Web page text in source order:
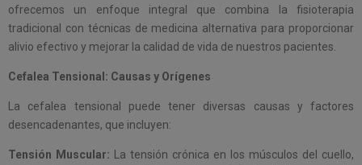
ofrecemos un enfoque integral que combina la fisioterapia
tradicional con técnicas de medicina alternativa para proporcionar
alivio efectivo y mejorar la calidad de vida de nuestros pacientes.
Cefalea Tensional: Causas y Orígenes
La cefalea tensional puede tener diversas causas y factores
desencadenantes, que incluyen:
Tensión Muscular: La tensión crónica en los músculos del cuello,